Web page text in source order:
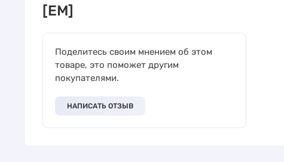
[EM]
Поделитесь своим мнением об этом
товаре, это поможет другим
покупателями.
НАПИСАТЬ ОТЗЫВ